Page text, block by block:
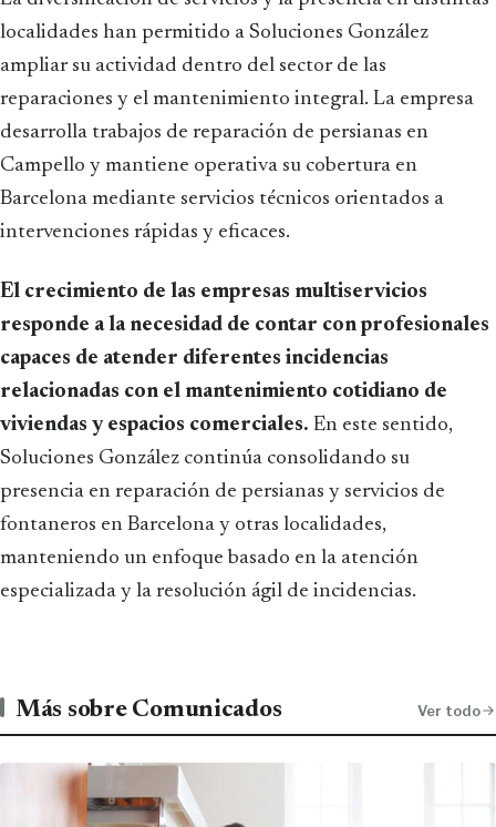
localidades han permitido a Soluciones González
ampliar su actividad dentro del sector de las
reparaciones y el mantenimiento integral. La empresa
desarrolla trabajos de reparación de persianas en
Campello y mantiene operativa su cobertura en
Barcelona mediante servicios técnicos orientados a
intervenciones rápidas y eficaces.
El crecimiento de las empresas multiservicios
responde a la necesidad de contar con profesionales
capaces de atender diferentes incidencias
relacionadas con el mantenimiento cotidiano de
viviendas y espacios comerciales. En este sentido,
Soluciones González continúa consolidando su
presencia en reparación de persianas y servicios de
fontaneros en Barcelona y otras localidades,
manteniendo un enfoque basado en la atención
especializada y la resolución ágil de incidencias.
Más sobre Comunicados Ver todo